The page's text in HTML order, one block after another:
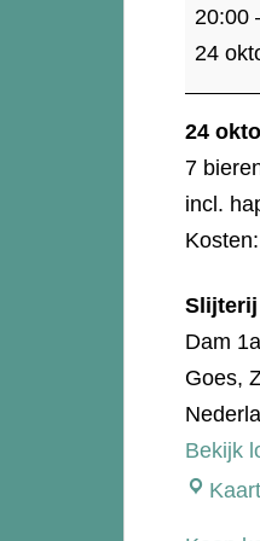
24
20:00
24
24
7
incl.
Dam 1a
Goes,
Bekijk
Kaart